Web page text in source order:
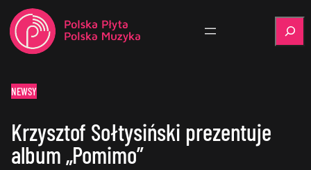
NEWSY
Krzysztof Sołtysiński prezentuje
album „Pomimo”